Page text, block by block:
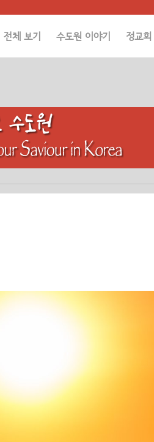
전체 보기 수도원 이야기 정교